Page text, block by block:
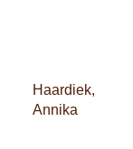
Haardiek,
Annika